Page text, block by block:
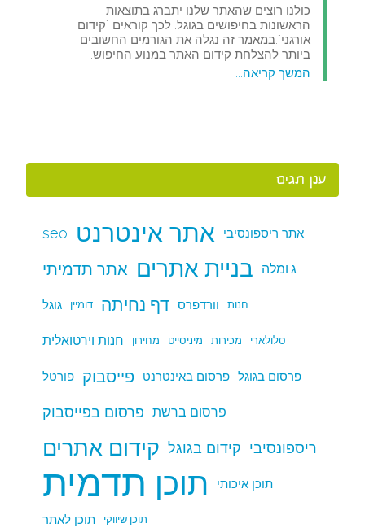
כולנו רוצים שהאתר שלנו יתברג בתוצאות
הראשונות בחיפושים בגוגל. לכך קוראים "קידום
אורגני".במאמר זה נגלה את הגורמים החשובים
ביותר להצלחת קידום האתר במנוע החיפוש.
המשך קריאה...
ענן תגים
seo אתר אינטרנט אתר ריספונסיבי
אתר תדמיתי בניית אתרים ג'ומלה
גוגל דומיין דף נחיתה וורדפרס חנות
חנות וירטואלית מחירון מיניסייט מכירות סלולארי
פורטל פייסבוק פרסום באינטרנט פרסום בגוגל
פרסום בפייסבוק פרסום ברשת
קידום אתרים קידום בגוגל ריספונסיבי
תדמית תוכן תוכן איכותי
תוכן לאתר תוכן שיווקי